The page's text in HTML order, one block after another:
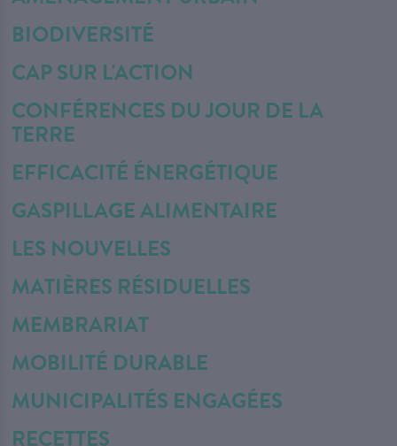
BIODIVERSITÉ
CAP SUR L'ACTION
CONFÉRENCES DU JOUR DE LA
TERRE
EFFICACITÉ ÉNERGÉTIQUE
GASPILLAGE ALIMENTAIRE
LES NOUVELLES
MATIÈRES RÉSIDUELLES
MEMBRARIAT
MOBILITÉ DURABLE
MUNICIPALITÉS ENGAGÉES
RECETTES